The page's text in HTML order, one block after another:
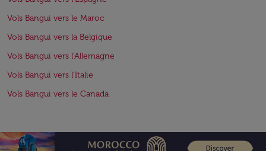
Vols Bangui vers le Maroc
Vols Bangui vers la Belgique
Vols Bangui vers l'Allemagne
Vols Bangui vers l'Italie
Vols Bangui vers le Canada